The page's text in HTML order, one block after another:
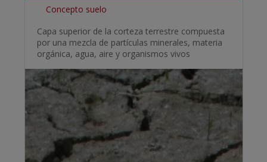
Concepto suelo
Capa superior de la corteza terrestre compuesta
por una mezcla de partículas minerales, materia
orgánica, agua, aire y organismos vivos